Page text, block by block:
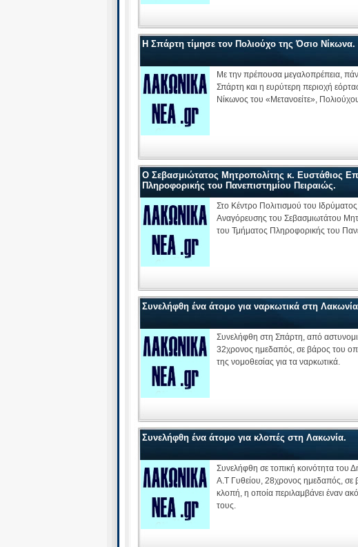
Η Σπάρτη τίμησε τον Πολιούχο της Όσιο Νίκωνα.
Με την πρέπουσα μεγαλοπρέπεια,
Σπάρτη και η ευρύτερη περιοχή
Νίκωνος του «Μετανοείτε»,
Ο Σεβασμιώτατος Μητροπολίτης κ. Ευστάθιος
Πληροφορικής του Πανεπιστημίου Πειραιώς.
Στο Κέντρο Πολιτισμού του
Αναγόρευσης του Σεβασμιωτάτου
του Τμήματος Πληροφορικής του
Συνελήφθη ένα άτομο για ναρκωτικά στη
Συνελήφθη στη Σπάρτη, από
32χρονος ημεδαπός, σε βάρος του
της νομοθεσίας για τα ναρκωτικά.
Συνελήφθη ένα άτομο για κλοπές στη Λακωνία.
Συνελήφθη σε τοπική κοινότητα του
Α.Τ Γυθείου, 28χρονος ημεδαπός, σε
κλοπή, η οποία περιλαμβάνει έναν
τους.